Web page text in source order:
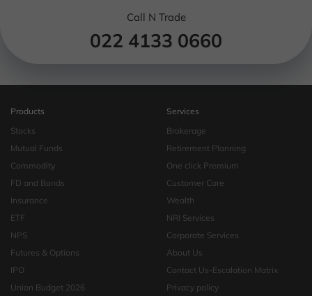
Call N Trade
022 4133 0660
Products
Stocks
Mutual Funds
Commodity
FD and Bonds
Insurance
ETF
NPS
Futures & Options
IPO
Union Budget 2026
Services
Brokerage
Retirement Planning
One click Premium
Customer Care
Wealth
NRI Services
Corporate Services
About Us
Contact Us-Escalation Matrix
Privacy policy